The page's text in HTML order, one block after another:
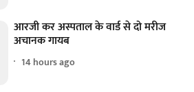
आरजी कर अस्पताल के वार्ड से दो मरीज
अचानक गायब
14 hours ago